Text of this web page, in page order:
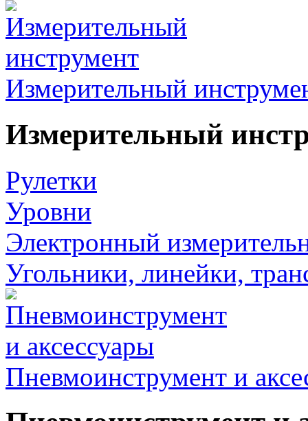
Измерительный
Измерительный
Рулетки
Уровни
Электронный
Угольники, линейки,
Пневмоинструмент и